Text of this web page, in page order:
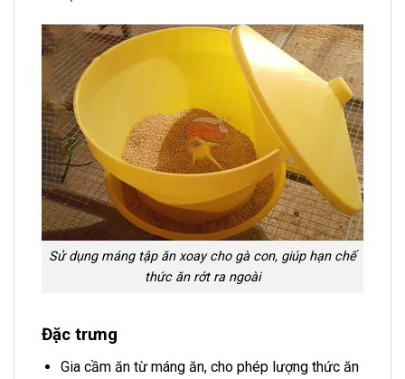
Sử dụng máng tập ăn xoay cho gà con, giúp hạn chế
thức ăn rớt ra ngoài
Đặc trưng
Gia cầm ăn từ máng ăn, cho phép lượng thức ăn